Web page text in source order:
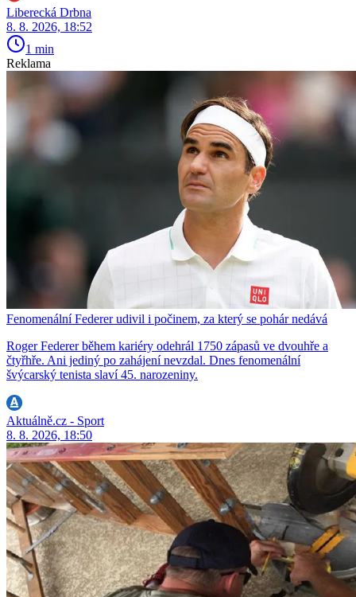
Liberecká Drbna
8. 8. 2026, 18:52
1 min
Reklama
Fenomenální Federer udivil i počinem, za který se pohár nedává
Roger Federer během kariéry odehrál 1750 zápasů ve dvouhře a
čtyřhře. Ani jediný po zahájení nevzdal. Dnes fenomenální
švýcarský tenista slaví 45. narozeniny.
Aktuálně.cz - Sport
8. 8. 2026, 18:50